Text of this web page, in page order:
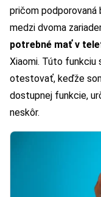
pričom podporovaná
medzi dvoma
potrebné mať v
Xiaomi. Túto
otestovať, keďže
dostupnej funkcie,
neskôr.